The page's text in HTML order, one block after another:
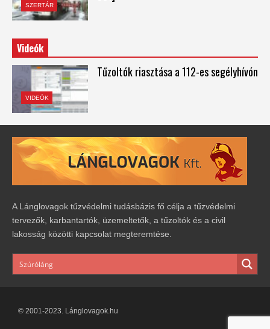
SZERTÁR
Videók
VIDEÓK
Tűzoltók riasztása a 112-es segélyhívón
A Lánglovagok tűzvédelmi tudásbázis fő célja a tűzvédelmi
tervezők, karbantartók, üzemeltetők, a tűzoltók és a civil
lakosság közötti kapcsolat megteremtése.
© 2001-2023. Lánglovagok.hu